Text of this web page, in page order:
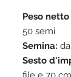
Peso netto
50 semi
Semina:
Sesto